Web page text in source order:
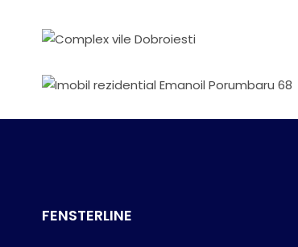
Restaurant
Complex Rezidential
Complex vile Dobroiesti
FENSTERLINE